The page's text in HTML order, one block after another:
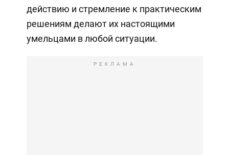
действию и стремление к практическим
решениям делают их настоящими
умельцами в любой ситуации.
РЕКЛАМА